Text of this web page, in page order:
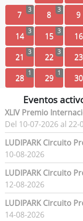
7 3 8 3 9
14 3 15 3 16
21 3 22 3 23
28 1 29 1 30
Eventos
XLIV Premio
Del 10-07-2026 al 22-
LUDIPARK Circuito
10-08-2026
LUDIPARK Circuito
12-08-2026
LUDIPARK Circuito
14-08-2026